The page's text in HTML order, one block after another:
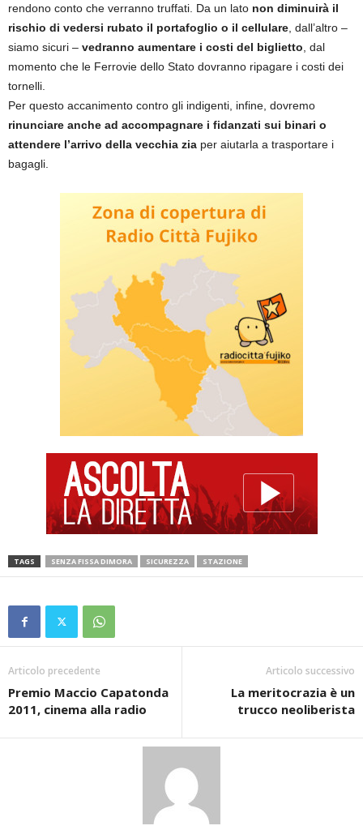
rendono conto che verranno truffati. Da un lato non diminuirà il
rischio di vedersi rubato il portafoglio o il cellulare , dall’altro –
siamo sicuri – vedranno aumentare i costi del biglietto , dal
momento che le Ferrovie dello Stato dovranno ripagare i costi dei
tornelli.
Per questo accanimento contro gli indigenti, infine, dovremo
rinunciare anche ad accompagnare i fidanzati sui binari o
attendere l’arrivo della vecchia zia per aiutarla a trasportare i
bagagli.
TAGS SENZA FISSA DIMORA SICUREZZA STAZIONE
Articolo precedente
Premio Maccio Capatonda
2011, cinema alla radio
Articolo successivo
La meritocrazia è un
trucco neoliberista